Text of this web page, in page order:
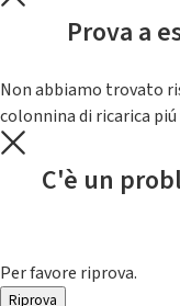
Prova a
Non abbiamo trovato
colonnina di ricarica
C'è un
Per favore riprova.
Riprova